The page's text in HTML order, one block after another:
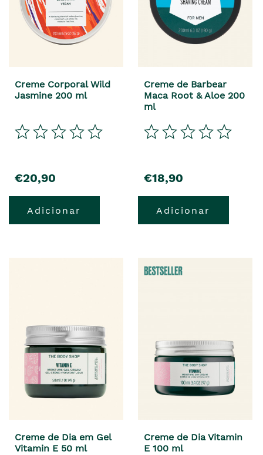
Creme Corporal Wild
Jasmine 200 ml
€20,90
Adicionar
Creme de Barbear
Maca Root & Aloe 200
ml
€18,90
Adicionar
Creme de Dia em Gel
Vitamin E 50 ml
Creme de Dia Vitamin
E 100 ml